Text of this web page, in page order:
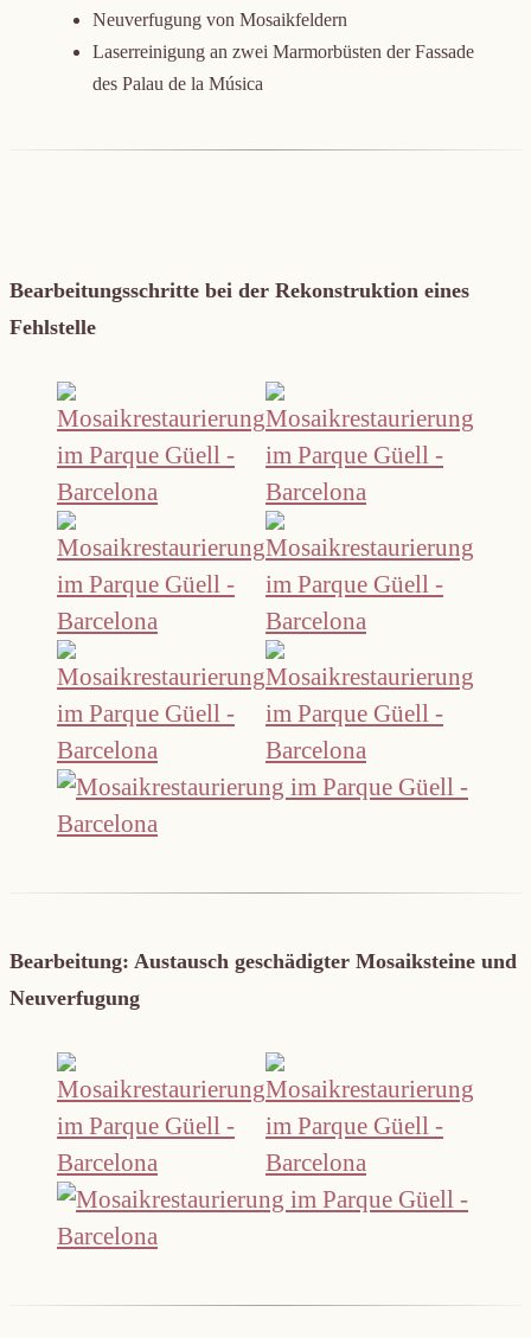
Neuverfugung von Mosaikfeldern
Laserreinigung an zwei Marmorbüsten der Fassade
des Palau de la Música
Bearbeitungsschritte bei der Rekonstruktion eines
Fehlstelle
Bearbeitung: Austausch geschädigter Mosaiksteine und
Neuverfugung